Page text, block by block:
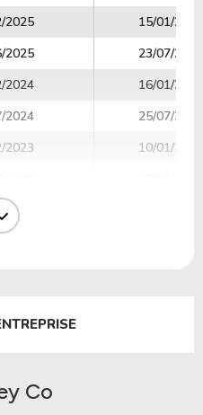
2025
15/01/2026
2025
23/07/2025
2024
16/01/2025
2024
25/07/2024
2023
10/01/2024
2019
Co